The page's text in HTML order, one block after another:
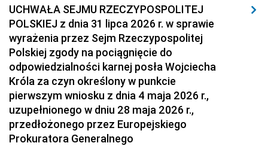
UCHWAŁA SEJMU RZECZYPOSPOLITEJ
POLSKIEJ z dnia 31 lipca 2026 r. w sprawie
wyrażenia przez Sejm Rzeczypospolitej
Polskiej zgody na pociągnięcie do
odpowiedzialności karnej posła Wojciecha
Króla za czyn określony w punkcie
pierwszym wniosku z dnia 4 maja 2026 r.,
uzupełnionego w dniu 28 maja 2026 r.,
przedłożonego przez Europejskiego
Prokuratora Generalnego